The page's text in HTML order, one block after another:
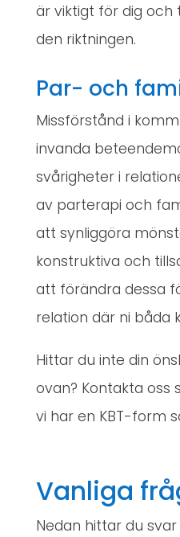
är viktigt för dig och
den riktningen.
Par- och
Missförstånd i
invanda
svårigheter i
av parterapi och
att synliggöra
konstruktiva och
att förändra dessa
relation där ni båda
Hittar du inte din
ovan? Kontakta oss
vi har en KBT-form
Vanliga
Nedan hittar du